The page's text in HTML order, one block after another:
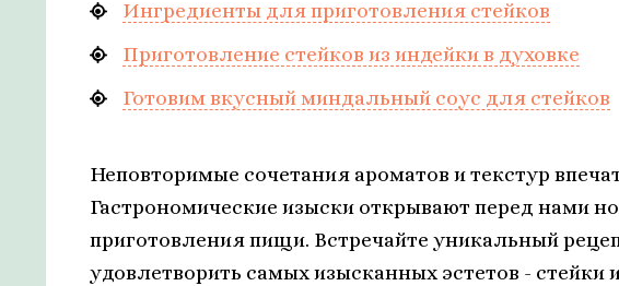
Ингредиенты для приготовления стейков
Приготовление стейков из индейки в духовке
Готовим вкусный миндальный соус для стейков
Неповторимые сочетания ароматов и текстур
Гастрономические изыски открывают перед нами
приготовления пищи. Встречайте уникальный
удовлетворить самых изысканных эстетов - стейки